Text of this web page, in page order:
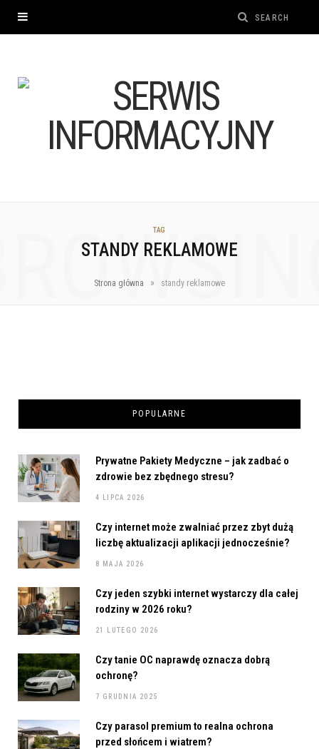
TAG
STANDY REKLAMOWE
Strona główna » standy reklamowe
POPULARNE
Prywatne Pakiety Medyczne – jak zadbać o
zdrowie bez zbędnego stresu?
4 LIPCA 2026
Czy internet może zwalniać przez zbyt dużą
liczbę aktualizacji aplikacji jednocześnie?
8 MAJA 2026
Czy jeden szybki internet wystarczy dla całej
rodziny w 2026 roku?
21 LUTEGO 2026
Czy tanie OC naprawdę oznacza dobrą
ochronę?
7 GRUDNIA 2025
Czy parasol premium to realna ochrona
przed słońcem i wiatrem?